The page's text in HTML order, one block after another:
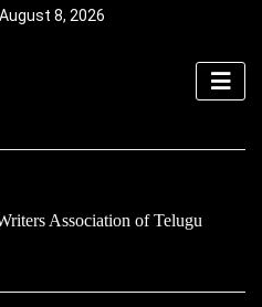
8, 2026
Association of Telugu